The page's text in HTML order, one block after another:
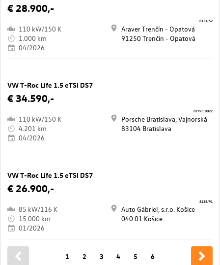
€ 28.900,-
110 kW/150 K
1.000 km
04/2026
Araver Trenčín - Opatová
91250 Trenčín - Opatová
8131/52
VW T-Roc Life 1.5 eTSI DS7
€ 34.590,-
110 kW/150 K
4.201 km
04/2026
Porsche Bratislava, Vajnorská
83104 Bratislava
8199/10022
VW T-Roc Life 1.5 eTSI DS7
€ 26.900,-
85 kW/116 K
15.000 km
01/2026
Auto Gábriel, s.r.o. Košice
040 01 Košice
8138/91
1 2 3 4 5 6